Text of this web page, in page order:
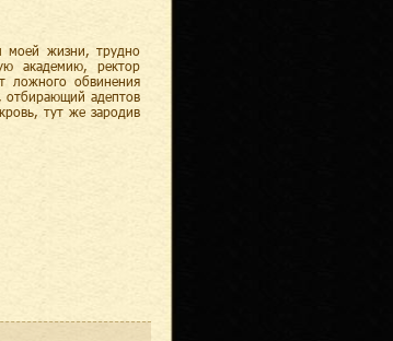
моей жизни, трудно
академию, ректор
ложного обвинения
отбирающий адептов
тут же зародив